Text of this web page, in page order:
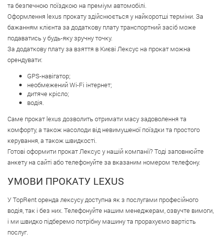
та безпечною поїздкою на преміум автомобілі.
Оформлення lexus прокату здійснюється у найкоротші терміни. За
бажанням клієнта за додаткову плату транспортний засіб може
подаватись у будь-яку зручну точку.
За додаткову плату за взяття в Києві Лексус на прокат можна
орендувати:
GPS-навігатор;
необмежений Wi-Fi інтернет;
дитяче крісло;
водія.
Саме прокат lexus дозволить отримати масу задоволення та
комфорту, а також насолоди від невимушеної поїздки та простого
керування, а також швидкості.
Готові оформити прокат Лексус у нашій компанії? Тоді заповнюйте
анкету на сайті або телефонуйте за вказаним номером телефону.
УМОВИ ПРОКАТУ LEXUS
У TopRent оренда лексусу доступна як з послугами професійного
водія, так і без них. Телефонуйте нашим менеджерам, озвучте вимоги,
і ми швидко підберемо потрібну машину та прорахуємо вартість
послуг.